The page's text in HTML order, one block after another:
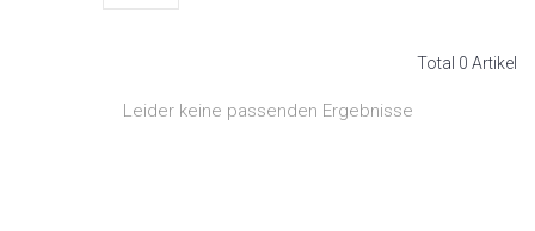
Total 0 Artikel
Leider keine passenden Ergebnisse